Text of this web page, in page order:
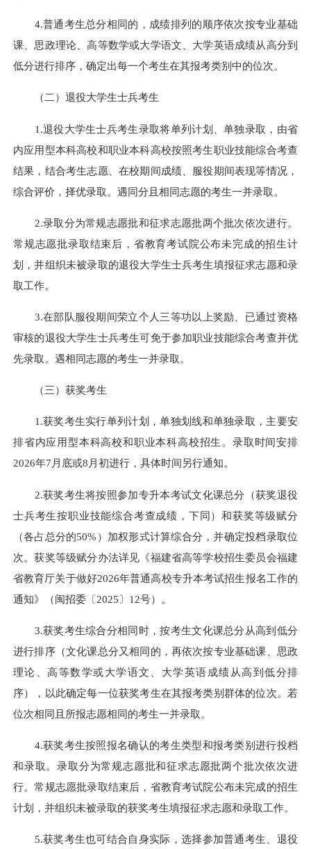
4.普通考生总分相同的，成绩排列的顺序依次按专业基础
课、思政理论、高等数学或大学语文、大学英语成绩从高分到
低分进行排序，确定出每一个考生在其报考类别中的位次。
（二）退役大学生士兵考生
1.退役大学生士兵考生录取将单列计划、单独录取，由省
内应用型本科高校和职业本科高校按照考生职业技能综合考查
结果，结合考生志愿、在校期间成绩、服役期间表现等情况，
综合评价，择优录取。遇同分且相同志愿的考生一并录取。
2.录取分为常规志愿批和征求志愿批两个批次依次进行。
常规志愿批录取结束后，省教育考试院公布未完成的招生计
划，并组织未被录取的退役大学生士兵考生填报征求志愿和录
取工作。
3.在部队服役期间荣立个人三等功以上奖励、已通过资格
审核的退役大学生士兵考生可免于参加职业技能综合考查并优
先录取。遇相同志愿的考生一并录取。
（三）获奖考生
1.获奖考生实行单列计划，单独划线和单独录取，主要安
排省内应用型本科高校和职业本科高校招生。录取时间安排
2026年7月底或8月初进行，具体时间另行通知。
2.获奖考生将按照参加专升本考试文化课总分（获奖退役
士兵考生按职业技能综合考查成绩，下同）和获奖等级赋分
（各占总分的50%）加权形式计算综合分，并确定投档录取位
次。获奖等级赋分办法详见《福建省高等学校招生委员会福建
省教育厅关于做好2026年普通高校专升本考试招生报名工作的
通知》（闽招委〔2025〕12号）。
3.获奖考生综合分相同时，按考生文化课总分从高到低分
进行排序（文化课总分又相同的，再依次按专业基础课、思政
理论、高等数学或大学语文、大学英语成绩从高到低分排
序），以此确定每一位获奖考生在其报考类别群体的位次。若
位次相同且所报志愿相同的考生一并录取。
4.获奖考生按照报名确认的考生类型和报考类别进行投档
和录取。录取分为常规志愿批和征求志愿批两个批次依次进
行。常规志愿批录取结束后，省教育考试院公布未完成的招生
计划，并组织未被录取的获奖考生填报征求志愿和录取工作。
5.获奖考生也可结合自身实际，选择参加普通考生、退役